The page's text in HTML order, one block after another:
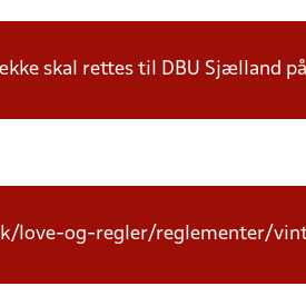
skal rettes til DBU Sjælland på
love-og-regler/reglementer/